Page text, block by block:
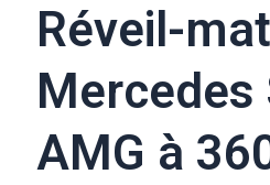
Réveil-
Mercedes
AMG à